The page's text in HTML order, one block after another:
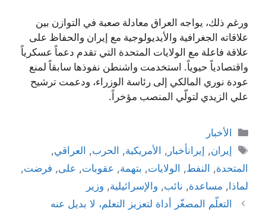
ورغم ذلك، يواجه العراق معادلة صعبة في التوازن بين
علاقاته الجغرافية والأيديولوجية مع إيران والحفاظ على
علاقة فاعلة مع الولايات المتحدة التي تقدم دعماً عسكرياً
واقتصادياً حيوياً. استخدمت واشنطن نفوذها سابقاً لمنع
عودة نوري المالكي إلى رئاسة الوزراء، ودعمت ترشيح
علي الزيدي لتولّي المنصب مؤخراً.
التصنيفات
الأخبار
الوسوم
إيران, إيرانأخبار , الأمريكية, الحرب, العراقي,
المتحدة, النفط, الولايات, بتهمة, عقوبات, على, فرضت,
لماذا , مساعدة, نائب, والإسرائيلية, وزير
التعلّم المصغّر أداة لتعزيز التعلم، لا بديل عنه